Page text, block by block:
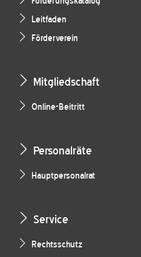
Leitfaden
Förderverein
Mitgliedschaft
Online-Beitritt
Personalräte
Hauptpersonalrat
Service
Rechtsschutz